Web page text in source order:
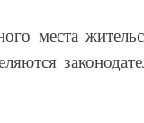
места